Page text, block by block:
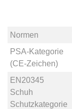
Normen
PSA-Kategorie
(CE-Zeichen)
EN20345
Schuh
Schutzkategorie